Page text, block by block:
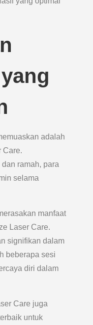
adalah
Care.
ramah, para
selama
manfaat
Laser Care.
signifikan dalam
beberapa sesi
diri dalam
Care juga
untuk